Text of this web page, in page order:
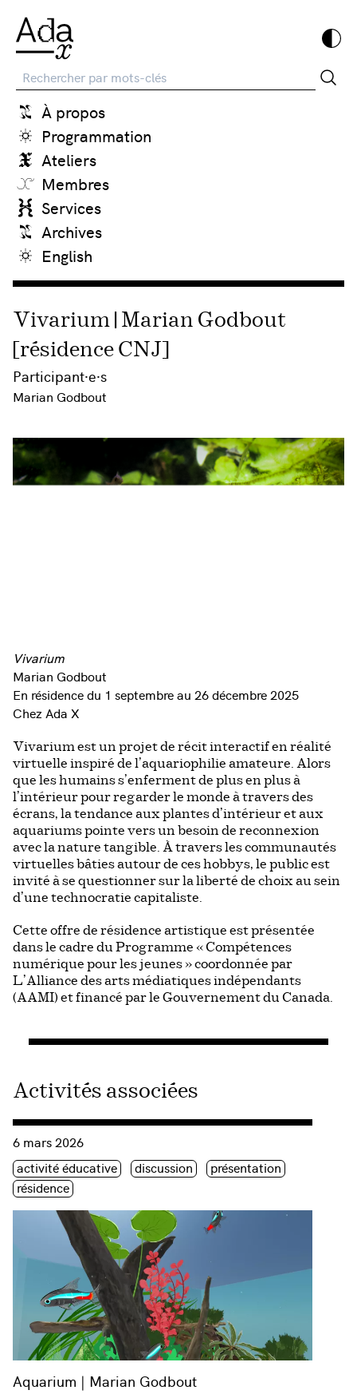
Recherche
À propos
Programmation
Ateliers
Membres
Services
Archives
English
Vivarium | Marian Godbout
[résidence CNJ]
Participant·e·s
Marian Godbout
Vivarium
Marian Godbout
En résidence du 1 septembre au 26 décembre 2025
Chez Ada X
Vivarium est un projet de récit interactif en réalité
virtuelle inspiré de l’aquariophilie amateure. Alors
que les humains s’enferment de plus en plus à
l’intérieur pour regarder le monde à travers des
écrans, la tendance aux plantes d’intérieur et aux
aquariums pointe vers un besoin de reconnexion
avec la nature tangible. À travers les communautés
virtuelles bâties autour de ces hobbys, le public est
invité à se questionner sur la liberté de choix au sein
d’une technocratie capitaliste.
Cette offre de résidence artistique est présentée
dans le cadre du Programme « Compétences
numérique pour les jeunes » coordonnée par
L’Alliance des arts médiatiques indépendants
(AAMI) et financé par le Gouvernement du Canada.
Activités associées
Aquarium | Marian Godbout
Consulter « Aquarium | Marian Godbout »
6 mars 2026
Étiquette(s)
activité éducative discussion
présentation
résidence